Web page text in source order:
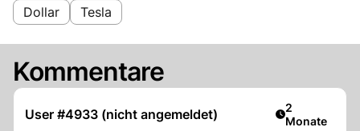
Dollar Tesla
Kommentare
User #4933 (nicht angemeldet) Artikel
2
Monate